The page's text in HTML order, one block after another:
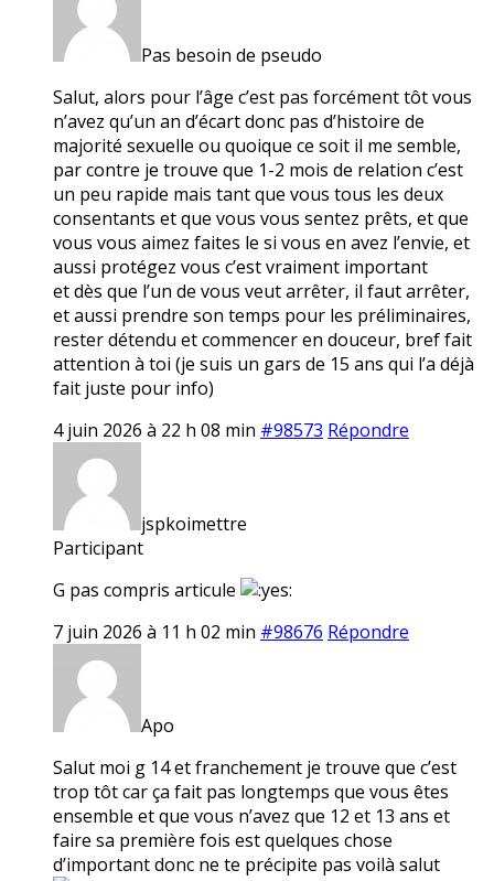
Pas besoin de pseudo
Salut, alors pour l’âge c’est pas forcément tôt vous
n’avez qu’un an d’écart donc pas d’histoire de
majorité sexuelle ou quoique ce soit il me semble,
par contre je trouve que 1-2 mois de relation c’est
un peu rapide mais tant que vous tous les deux
consentants et que vous vous sentez prêts, et que
vous vous aimez faites le si vous en avez l’envie, et
aussi protégez vous c’est vraiment important
et dès que l’un de vous veut arrêter, il faut arrêter,
et aussi prendre son temps pour les préliminaires,
rester détendu et commencer en douceur, bref fait
attention à toi (je suis un gars de 15 ans qui l’a déjà
fait juste pour info)
4 juin 2026 à 22 h 08 min #98573 Répondre
jspkoimettre
Participant
G pas compris articule
7 juin 2026 à 11 h 02 min #98676 Répondre
Apo
Salut moi g 14 et franchement je trouve que c’est
trop tôt car ça fait pas longtemps que vous êtes
ensemble et que vous n’avez que 12 et 13 ans et
faire sa première fois est quelques chose
d’important donc ne te précipite pas voilà salut